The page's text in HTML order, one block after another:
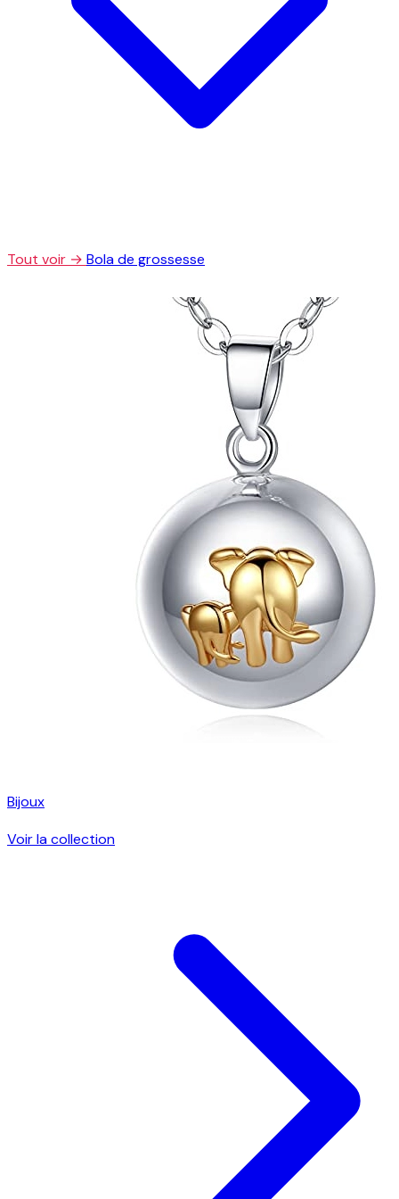
Tout voir → Bola de grossesse
Bijoux
Voir la collection